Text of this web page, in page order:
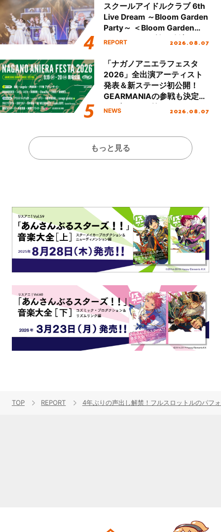
スクールアイドルクラブ 6th
Live Dream ～Bloom Garden
Party～ ＜Bloom Garden
Party Stage／埼玉公演＞”
REPORT 2026.08.07
「ナガノアニエラフェスタ
2026」全出演アーティスト
発表＆新ステージ初公開！
GEARMANIAの参戦も決定
し、初となる第3ステージの
NEWS 2026.08.07
もっと見る
TOP REPORT 4年ぶりの声出し解禁！フルスロットルのパフ